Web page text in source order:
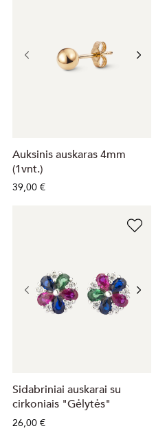
Auksinis auskaras 4mm
(1vnt.)
39,00 €
Sidabriniai auskarai su
cirkoniais "Gėlytės"
26,00 €